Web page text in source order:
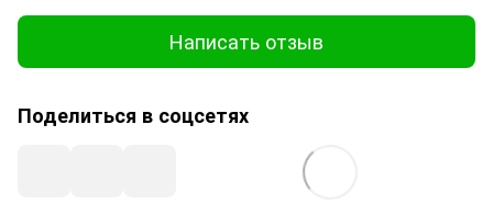
Написать отзыв
Поделиться в соцсетях